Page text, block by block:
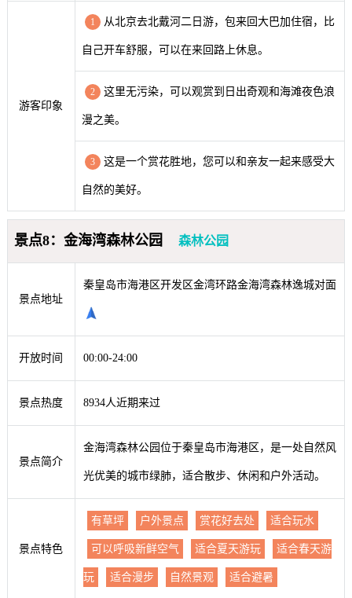
游客印象
1 从北京去北戴河二日游，包来回大巴加住宿，比
自己开车舒服，可以在来回路上休息。
2 这里无污染，可以观赏到日出奇观和海滩夜色浪
漫之美。
3 这是一个赏花胜地，您可以和亲友一起来感受大
自然的美好。
景点8：金海湾森林公园 森林公园
景点地址
秦皇岛市海港区开发区金湾环路金海湾森林逸城对面
开放时间 00:00-24:00
景点热度 8934人近期来过
景点简介
金海湾森林公园位于秦皇岛市海港区，是一处自然风
光优美的城市绿肺，适合散步、休闲和户外活动。
景点特色
有草坪 户外景点 赏花好去处 适合玩水
可以呼吸新鲜空气 适合夏天游玩 适合春天游
玩 适合漫步 自然景观 适合避暑